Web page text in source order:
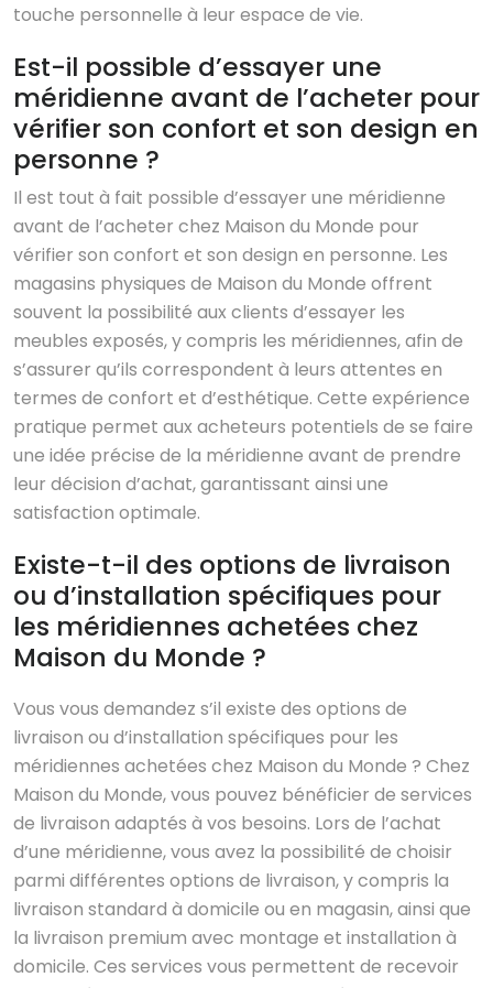
touche personnelle à leur espace de vie.
Est-il possible d’essayer une
méridienne avant de l’acheter pour
vérifier son confort et son design en
personne ?
Il est tout à fait possible d’essayer une méridienne
avant de l’acheter chez Maison du Monde pour
vérifier son confort et son design en personne. Les
magasins physiques de Maison du Monde offrent
souvent la possibilité aux clients d’essayer les
meubles exposés, y compris les méridiennes, afin de
s’assurer qu’ils correspondent à leurs attentes en
termes de confort et d’esthétique. Cette expérience
pratique permet aux acheteurs potentiels de se faire
une idée précise de la méridienne avant de prendre
leur décision d’achat, garantissant ainsi une
satisfaction optimale.
Existe-t-il des options de livraison
ou d’installation spécifiques pour
les méridiennes achetées chez
Maison du Monde ?
Vous vous demandez s’il existe des options de
livraison ou d’installation spécifiques pour les
méridiennes achetées chez Maison du Monde ? Chez
Maison du Monde, vous pouvez bénéficier de services
de livraison adaptés à vos besoins. Lors de l’achat
d’une méridienne, vous avez la possibilité de choisir
parmi différentes options de livraison, y compris la
livraison standard à domicile ou en magasin, ainsi que
la livraison premium avec montage et installation à
domicile. Ces services vous permettent de recevoir